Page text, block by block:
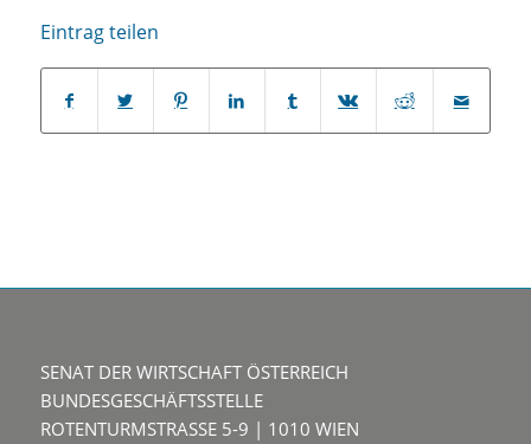
Eintrag teilen
SENAT DER WIRTSCHAFT ÖSTERREICH
BUNDESGESCHÄFTSSTELLE
ROTENTURMSTRASSE 5-9 | 1010 WIEN